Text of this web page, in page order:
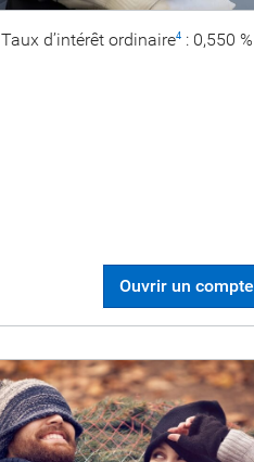
Taux d’intérêt ordinaire4 : 0,550 %
Ouvrir un compte